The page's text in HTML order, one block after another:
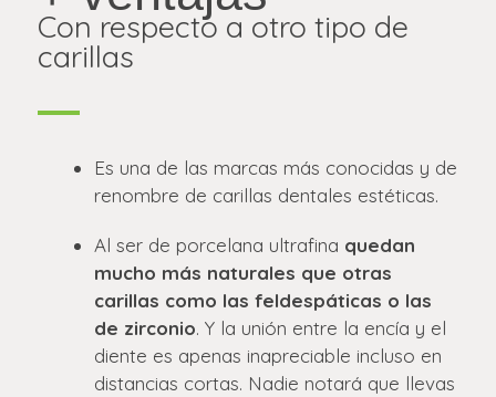
Con respecto a otro tipo de
carillas
Es una de las marcas más conocidas y de
renombre de carillas dentales estéticas.
Al ser de porcelana ultrafina quedan
mucho más naturales que otras
carillas como las feldespáticas o las
de zirconio. Y la unión entre la encía y el
diente es apenas inapreciable incluso en
distancias cortas. Nadie notará que llevas